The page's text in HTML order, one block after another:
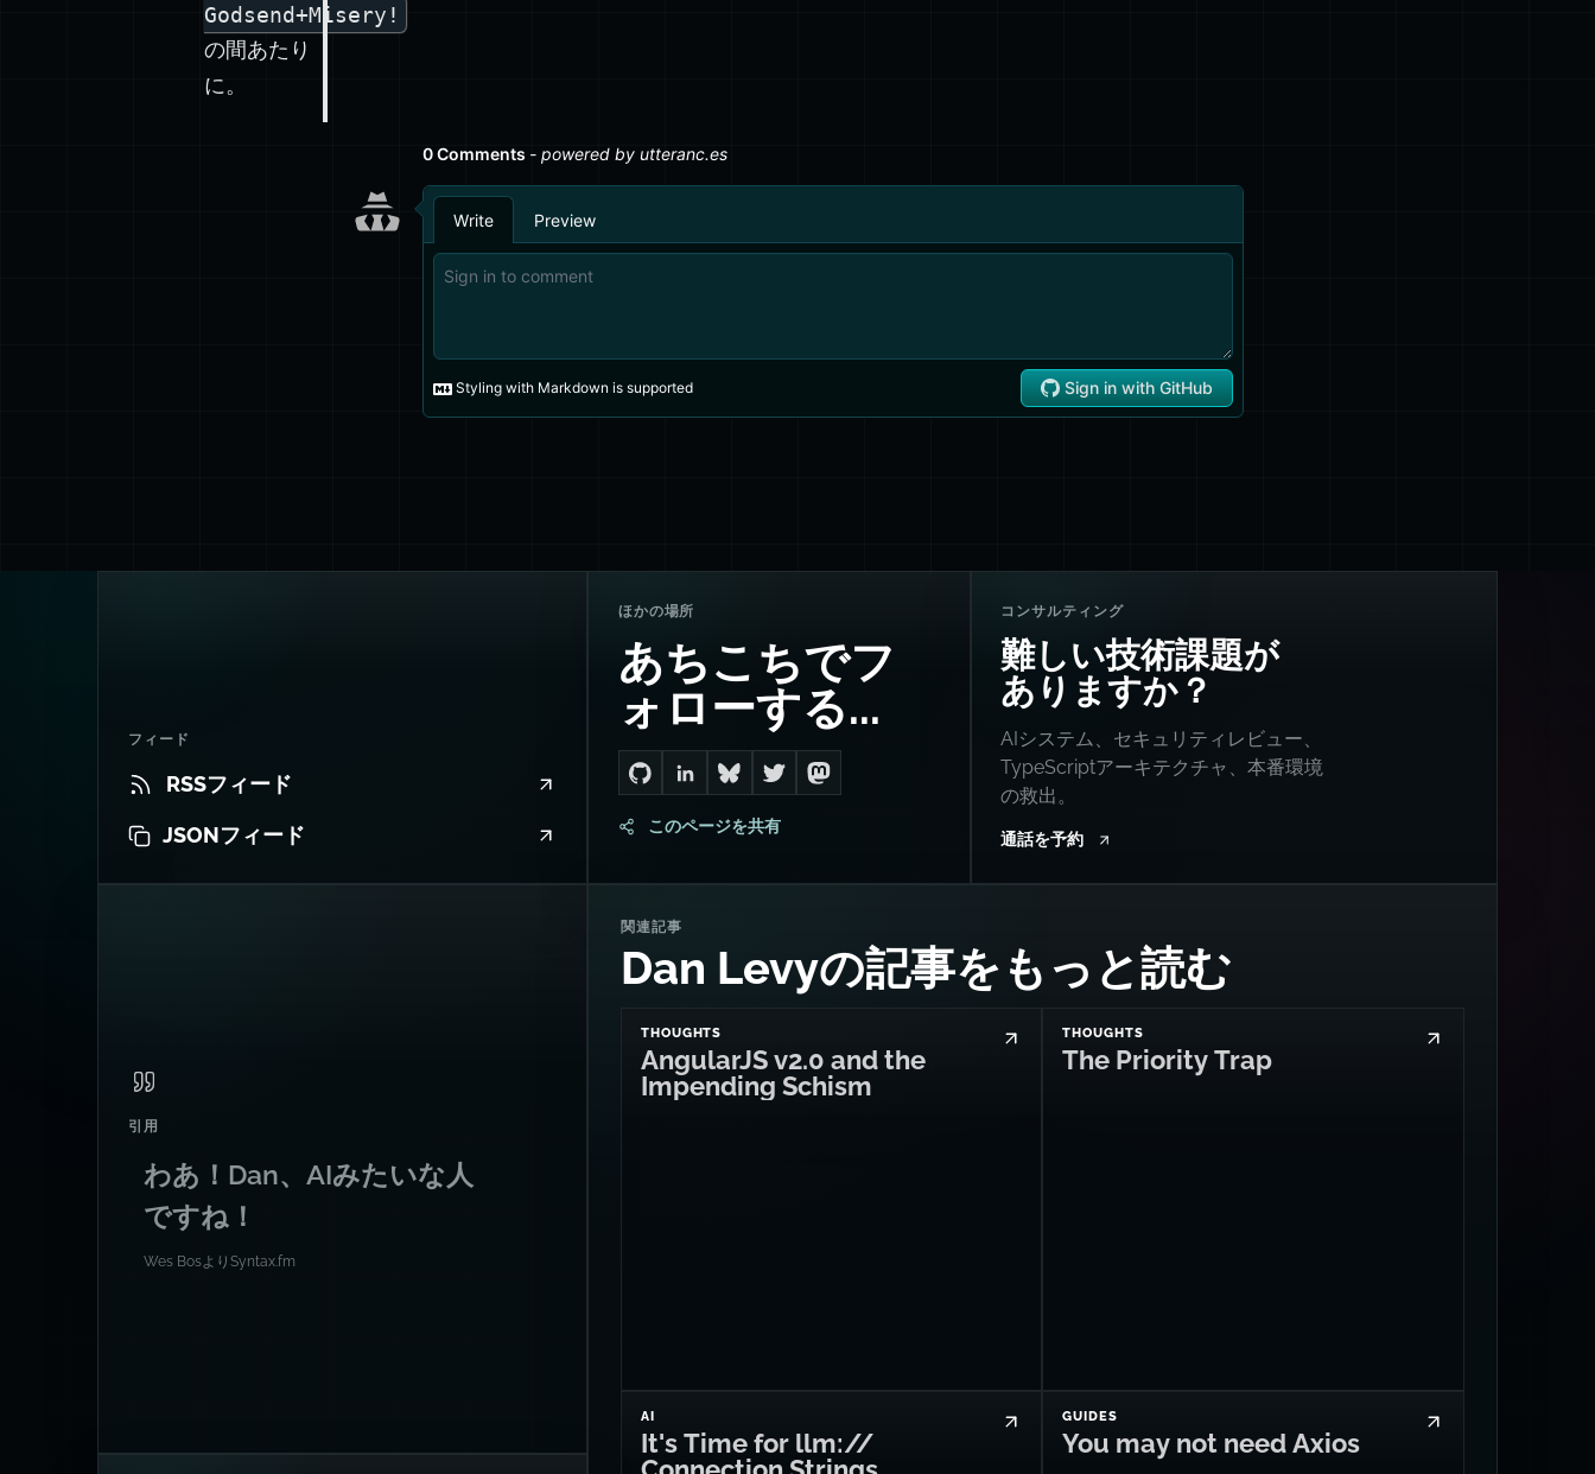
Godsend+Misery!
の間あたり
に。
フィード
RSSフィード
JSONフィード
引用
わあ！Dan、AIみたいな人
ですね！
Wes BosよりSyntax.fm
ほかの場所
あちこちでフ
ォローする...
Go to Dan's GitHub
Connect with me on LinkedIn
Follow me on Bluesky
Follow me on Twitter
Follow me on Mastodon
このページを共有
コンサルティング
難しい技術課題が
ありますか？
AIシステム、セキュリティレビュー、
TypeScriptアーキテクチャ、本番環境
の救出。
通話を予約
関連記事
Dan Levyの記事をもっと読む
THOUGHTS
AngularJS v2.0 and the
Impending Schism
THOUGHTS
The Priority Trap
AI
It's Time for llm://
GUIDES
You may not need Axios